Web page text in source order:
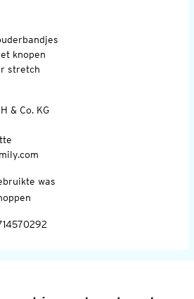
knopen
stretch
& Co. KG
was